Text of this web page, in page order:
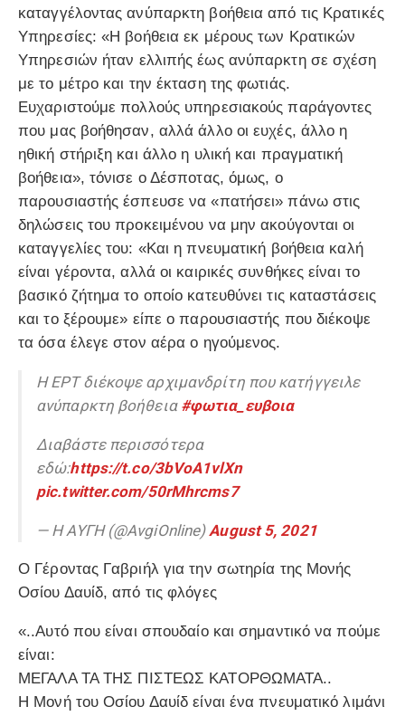
καταγγέλοντας ανύπαρκτη βοήθεια από τις Κρατικές
Υπηρεσίες: «Η βοήθεια εκ μέρους των Κρατικών
Υπηρεσιών ήταν ελλιπής έως ανύπαρκτη σε σχέση
με το μέτρο και την έκταση της φωτιάς.
Ευχαριστούμε πολλούς υπηρεσιακούς παράγοντες
που μας βοήθησαν, αλλά άλλο οι ευχές, άλλο η
ηθική στήριξη και άλλο η υλική και πραγματική
βοήθεια», τόνισε ο Δέσποτας, όμως, ο
παρουσιαστής έσπευσε να «πατήσει» πάνω στις
δηλώσεις του προκειμένου να μην ακούγονται οι
καταγγελίες του: «Και η πνευματική βοήθεια καλή
είναι γέροντα, αλλά οι καιρικές συνθήκες είναι το
βασικό ζήτημα το οποίο κατευθύνει τις καταστάσεις
και το ξέρουμε» είπε ο παρουσιαστής που διέκοψε
τα όσα έλεγε στον αέρα ο ηγούμενος.
Η ΕΡΤ διέκοψε αρχιμανδρίτη που κατήγγειλε
ανύπαρκτη βοήθεια #φωτια_ευβοια
Διαβάστε περισσότερα
εδώ:https://t.co/3bVoA1vlXn
pic.twitter.com/50rMhrcms7
— Η ΑΥΓΗ (@AvgiOnline)August 5, 2021
Ο Γέροντας Γαβριήλ για την σωτηρία της Μονής
Οσίου Δαυίδ, από τις φλόγες
«..Αυτό που είναι σπουδαίο και σημαντικό να πούμε
είναι:
ΜΕΓΑΛΑ ΤΑ ΤΗΣ ΠΙΣΤΕΩΣ ΚΑΤΟΡΘΩΜΑΤΑ..
Η Μονή του Οσίου Δαυίδ είναι ένα πνευματικό λιμάνι